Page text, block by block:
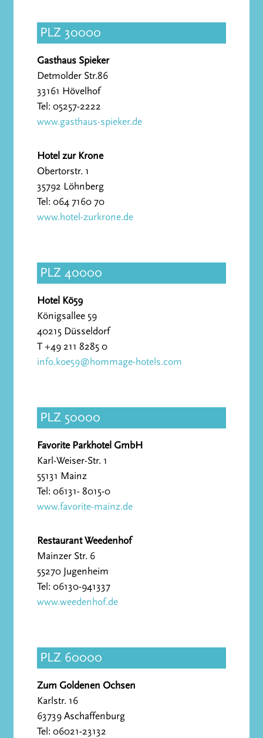
PLZ 30000
Gasthaus Spieker
Detmolder Str.86
33161 Hövelhof
Tel: 05257-2222
www.gasthaus-spieker.de
Hotel zur Krone
Obertorstr. 1
35792 Löhnberg
Tel: 064 7160 70
www.hotel-zurkrone.de
PLZ 40000
Hotel Kö59
Königsallee 59
40215 Düsseldorf
T +49 211 8285 0
info.koe59@hommage-hotels.com
PLZ 50000
Favorite Parkhotel GmbH
Karl-Weiser-Str. 1
55131 Mainz
Tel: 06131- 8015-0
www.favorite-mainz.de
Restaurant Weedenhof
Mainzer Str. 6
55270 Jugenheim
Tel: 06130-941337
www.weedenhof.de
PLZ 60000
Zum Goldenen Ochsen
Karlstr. 16
63739 Aschaffenburg
Tel: 06021-23132